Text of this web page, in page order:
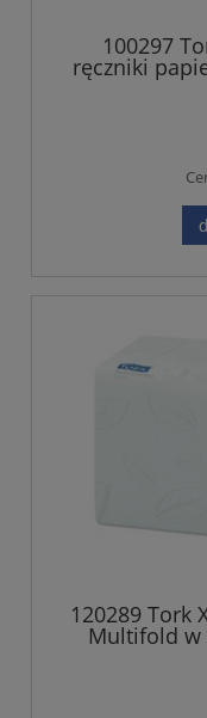
100297
ręczniki
120289 Tork
Multifold w